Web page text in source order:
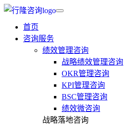
首页
咨询服务
绩效管理咨询
战略绩效管理咨询
OKR管理咨询
KPI管理咨询
BSC管理咨询
绩效微咨询
战略落地咨询